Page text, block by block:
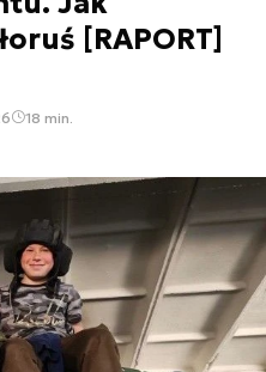
[RAPORT]
18 min.